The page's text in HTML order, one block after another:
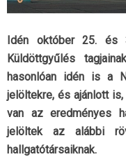
Idén október 25. és
Küldöttgyűlés
hasonlóan idén is a
jelöltekre, és ajánlott
van az eredményes
jelöltek az alábbi
hallgatótársaiknak.